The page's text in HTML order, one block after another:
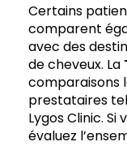
Certains
comparent
avec des
de cheveux. La
comparaisons
prestataires
Lygos Clinic. Si
évaluez